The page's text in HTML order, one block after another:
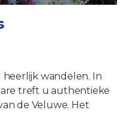
wandelen. In
treft u authentieke
de Veluwe. Het